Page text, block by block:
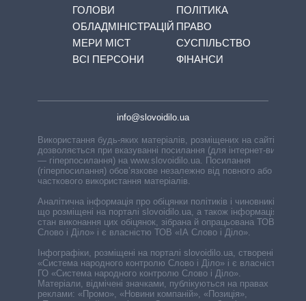
ГОЛОВИ
ОБЛАДМІНІСТРАЦІЙ
МЕРИ МІСТ
ВСІ ПЕРСОНИ
ПОЛІТИКА
ПРАВО
СУСПІЛЬСТВО
ФІНАНСИ
info@slovoidilo.ua
Використання будь-яких матеріалів, розміщених на сайті,
дозволяється при вказуванні посилання (для інтернет-видань
— гіперпосилання) на www.slovoidilo.ua. Посилання
(гіперпосилання) обов’язкове незалежно від повного або
часткового використання матеріалів.
Аналітична інформація про обіцянки політиків і чиновників,
що розміщені на порталі slovoidilo.ua, а також інформація про
стан виконання цих обіцянок, зібрана й опрацьована ТОВ «ІА
Слово і Діло» і є власністю ТОВ «ІА Слово і Діло».
Інфографіки, розміщені на порталі slovoidilo.ua, створені ГО
«Система народного контролю Слово і Діло» і є власністю
ГО «Система народного контролю Слово і Діло».
Матеріали, відмічені значками, публікуються на правах
реклами: «Промо», «Новини компаній», «Позиція»,